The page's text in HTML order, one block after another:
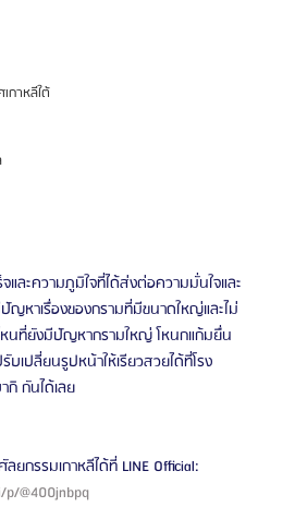
กาหลีใต้
และความภูมิใจที่ได้ส่งต่อความมั่นใจและ
หาเรื่องของกรามที่มีขนาดใหญ่และไม่
นที่ยังมีปัญหากรามใหญ่ โหนกแก้มยื่น
เปลี่ยนรูปหน้าให้เรียวสวยได้ที่โรง
กันได้เลย
ยกรรมเกาหลีได้ที่ LINE Official:
@400jnbpq